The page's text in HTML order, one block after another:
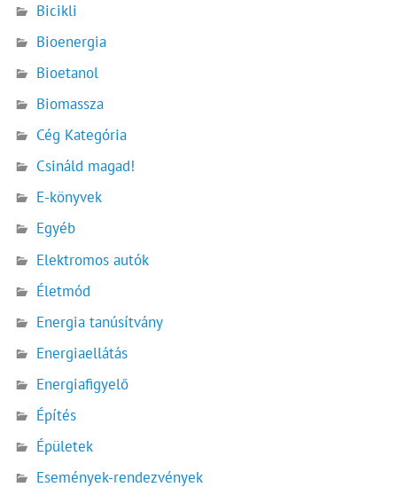
Bicikli
Bioenergia
Bioetanol
Biomassza
Cég Kategória
Csináld magad!
E-könyvek
Egyéb
Elektromos autók
Életmód
Energia tanúsítvány
Energiaellátás
Energiafigyelő
Építés
Épületek
Események-rendezvények